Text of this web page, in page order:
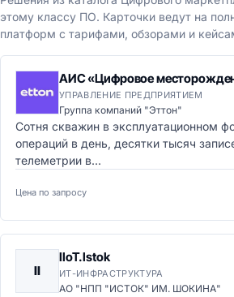
этому классу ПО. Карточки ведут на
платформ с тарифами, обзорами и
АИС «Цифровое
УПРАВЛЕНИЕ ПРЕДПРИЯТИЕМ
Группа компаний "Эттон"
Сотня скважин в эксплуатационном
операций в день, десятки тысяч
телеметрии в...
Цена по запросу
II
IIoT.Istok
ИТ-ИНФРАСТРУКТУРА
АО "НПП "ИСТОК" ИМ. ШОКИНА"